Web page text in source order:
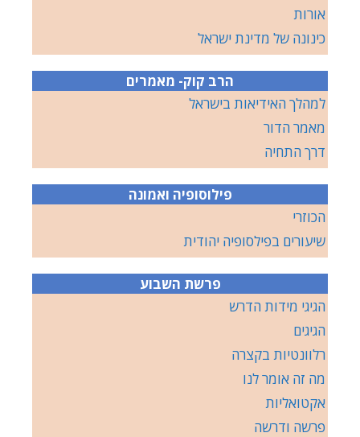
אורות
כינונה של מדינת ישראל
הרב קוק- מאמרים
למהלך האידיאות בישראל
מאמר הדור
דרך התחיה
פילוסופיה ואמונה
הכוזרי
שיעורים בפילסופיה יהודית
פרשת השבוע
הגיגי מידות הדרש
הגיגים
רלוונטיות בקצרה
מה זה אומר לנו
אקטואליות
פרשה ודרשה